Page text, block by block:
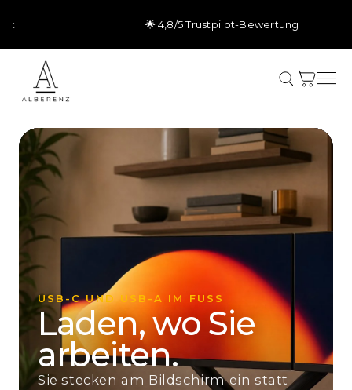
🌟 4,8/5 Trustpilot-Bewertung
Warenkorb
USB-C UND USB-A IM FUSS
Laden, wo Sie
arbeiten.
Sie stecken am Bildschirm ein statt